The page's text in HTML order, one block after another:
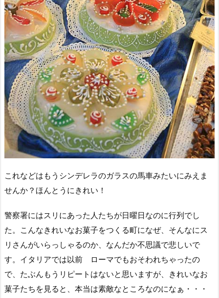
これなどはもうシンデレラのガラスの馬車みたいにみえま
せんか？ほんとうにきれい！
警察署にはスリにあった人たちが日曜日なのに行列でし
た。こんなきれいなお菓子をつくる町になぜ、そんなにス
リさんがいらっしゃるのか、なんだか不思議で悲しいで
す。イタリアでは以前 ローマでもおそわれちゃったの
で、たぶんもうリピートはないと思いますが、きれいなお
菓子たちを見ると、本当は素敵なところなのになぁ・・・